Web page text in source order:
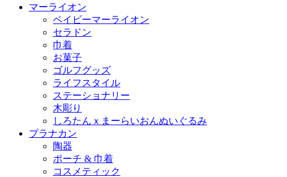
マーライオン
ベイビーマーライオン
セラドン
巾着
お菓子
ゴルフグッズ
ライフスタイル
ステーショナリー
木彫り
しろたんｘまーらいおんぬいぐるみ
プラナカン
陶器
ポーチ & 巾着
コスメティック